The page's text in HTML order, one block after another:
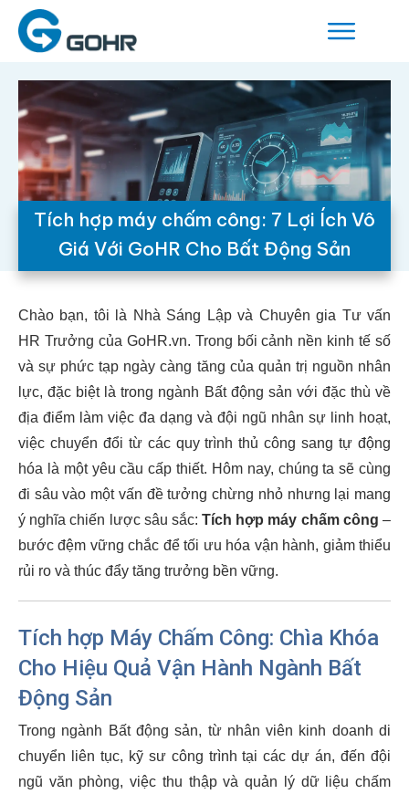
Tích hợp máy chấm công: 7 Lợi Ích Vô
Giá Với GoHR Cho Bất Động Sản
Chào bạn, tôi là Nhà Sáng Lập và Chuyên gia Tư vấn
HR Trưởng của GoHR.vn. Trong bối cảnh nền kinh tế số
và sự phức tạp ngày càng tăng của quản trị nguồn nhân
lực, đặc biệt là trong ngành Bất động sản với đặc thù về
địa điểm làm việc đa dạng và đội ngũ nhân sự linh hoạt,
việc chuyển đổi từ các quy trình thủ công sang tự động
hóa là một yêu cầu cấp thiết. Hôm nay, chúng ta sẽ cùng
đi sâu vào một vấn đề tưởng chừng nhỏ nhưng lại mang
ý nghĩa chiến lược sâu sắc:Tích hợp máy chấm công –
bước đệm vững chắc để tối ưu hóa vận hành, giảm thiểu
rủi ro và thúc đẩy tăng trưởng bền vững.
Tích hợp Máy Chấm Công: Chìa Khóa
Cho Hiệu Quả Vận Hành Ngành Bất
Động Sản
Trong ngành Bất động sản, từ nhân viên kinh doanh di
chuyển liên tục, kỹ sư công trình tại các dự án, đến đội
ngũ văn phòng, việc thu thập và quản lý dữ liệu chấm